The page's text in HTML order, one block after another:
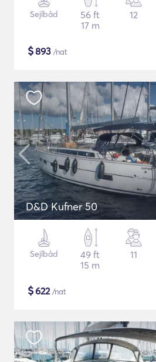
Sejlbåd
56 ft
17 m
12
$893 /nat
D&D Kufner 50
Sejlbåd
49 ft
15 m
11
$622/nat